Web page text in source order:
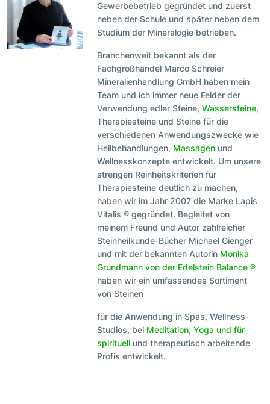
Gewerbebetrieb gegründet und zuerst
neben der Schule und später neben dem
Studium der Mineralogie betrieben.
Branchenweit bekannt als der
Fachgroßhandel Marco Schreier
Mineralienhandlung GmbH haben mein
Team und ich immer neue Felder der
Verwendung edler Steine,Wassersteine,
Therapiesteine und Steine für die
verschiedenen Anwendungszwecke wie
Heilbehandlungen, Massagen und
Wellnesskonzepte entwickelt. Um unsere
strengen Reinheitskriterien für
Therapiesteine deutlich zu machen,
haben wir im Jahr 2007 die Marke Lapis
Vitalis ® gegründet. Begleitet von
meinem Freund und Autor zahlreicher
Steinheilkunde-Bücher Michael Gienger
und mit der bekannten Autorin Monika
Grundmann von der Edelstein Balance ®
haben wir ein umfassendes Sortiment
von Steinen
für die Anwendung in Spas, Wellness-
Studios, bei Meditation, Yoga und für
spirituell und therapeutisch arbeitende
Profis entwickelt.